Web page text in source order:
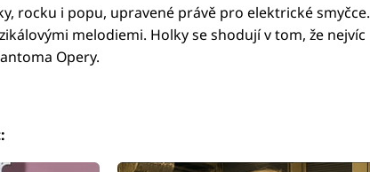
rocku i popu, upravené právě pro elektrické smyčce.
melodiemi. Holky se shodují v tom, že nejvíc
Opery.